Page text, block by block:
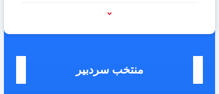
منتخب سردبیر